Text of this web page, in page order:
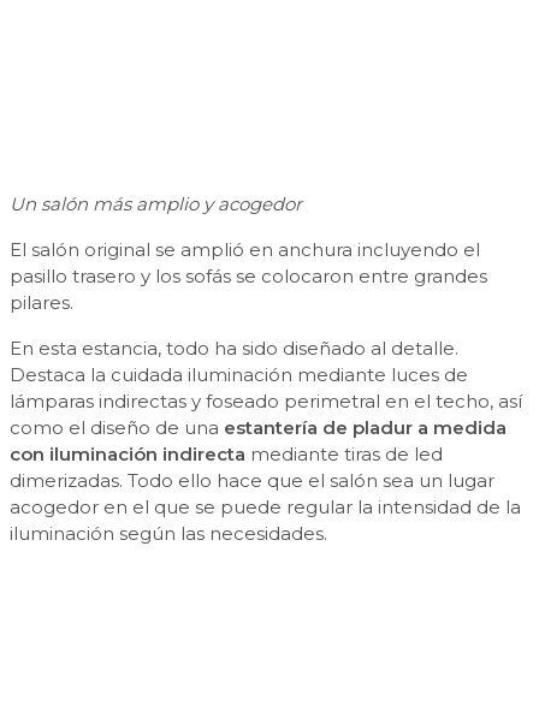
Un salón más amplio y acogedor
El salón original se amplió en anchura incluyendo el
pasillo trasero y los sofás se colocaron entre grandes
pilares.
En esta estancia, todo ha sido diseñado al detalle.
Destaca la cuidada iluminación mediante luces de
lámparas indirectas y foseado perimetral en el techo, así
como el diseño de una estantería de pladur a medida
con iluminación indirecta mediante tiras de led
dimerizadas. Todo ello hace que el salón sea un lugar
acogedor en el que se puede regular la intensidad de la
iluminación según las necesidades.